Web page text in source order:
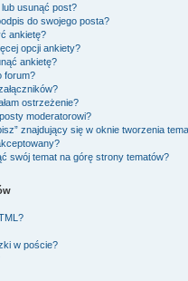
usunąć post?
do swojego posta?
ankietę?
opcji ankiety?
ankietę?
forum?
ostrzeżenie?
moderatorowi?
znajdujący się w oknie tworzenia
swój temat na górę strony tematów?
w poście?